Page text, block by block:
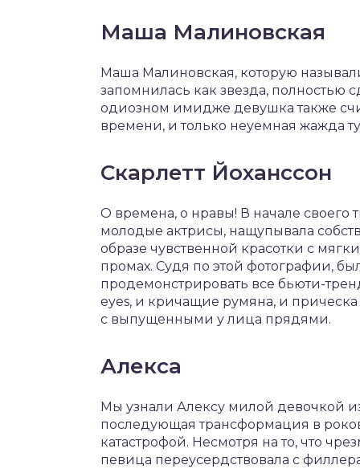
Маша Малиновская
Маша Малиновская, которую
запомнилась как звезда, полностью
одиозном имидже девушка также
времени, и только неуемная жажда
Скарлетт Йоханссон
О времена, о нравы! В начале своего
молодые актрисы, нащупывала
образе чувственной красотки с
промах. Судя по этой фотографии,
продемонстрировать все бьюти-
eyes, и кричащие румяна, и
с выпущенными у лица прядями.
Алекса
Мы узнали Алексу милой девочкой
последующая трансформация в
катастрофой. Несмотря на то, что
певица переусердствовала с